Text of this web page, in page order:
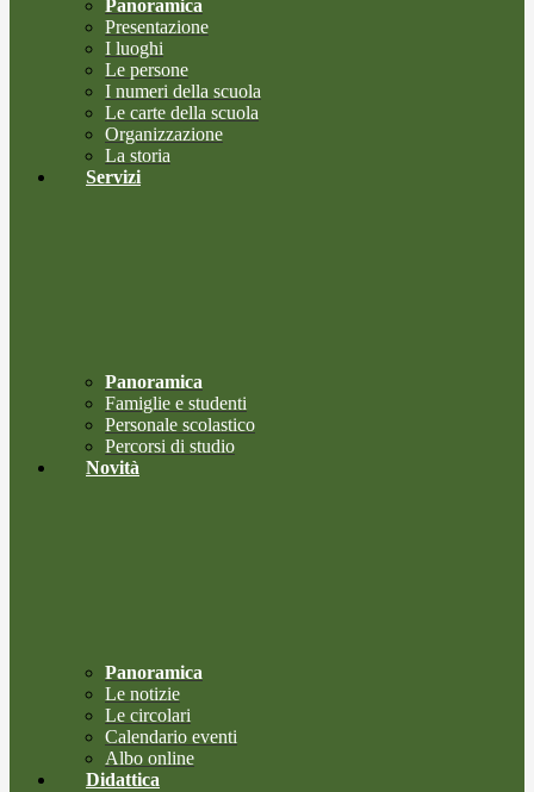
Panoramica
Presentazione
I luoghi
Le persone
I numeri della scuola
Le carte della scuola
Organizzazione
La storia
Servizi
Panoramica
Famiglie e studenti
Personale scolastico
Percorsi di studio
Novità
Panoramica
Le notizie
Le circolari
Calendario eventi
Albo online
Didattica